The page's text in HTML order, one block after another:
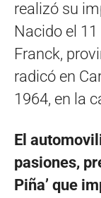
realizó su
Nacido el
Franck,
radicó en
1964, en la
El
pasiones,
Piña’ que